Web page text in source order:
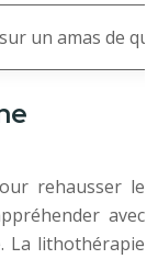
un amas de
rehausser le
avec
La lithothérapie